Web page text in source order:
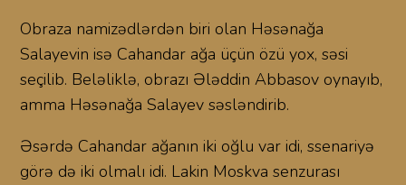
Obraza namizədlərdən biri olan Həsənağa
Salayevin isə Cahandar ağa üçün özü yox, səsi
seçilib. Beləliklə, obrazı Ələddin Abbasov oynayıb,
amma Həsənağa Salayev səsləndirib.
Əsərdə Cahandar ağanın iki oğlu var idi, ssenariyə
görə də iki olmalı idi. Lakin Moskva senzurası